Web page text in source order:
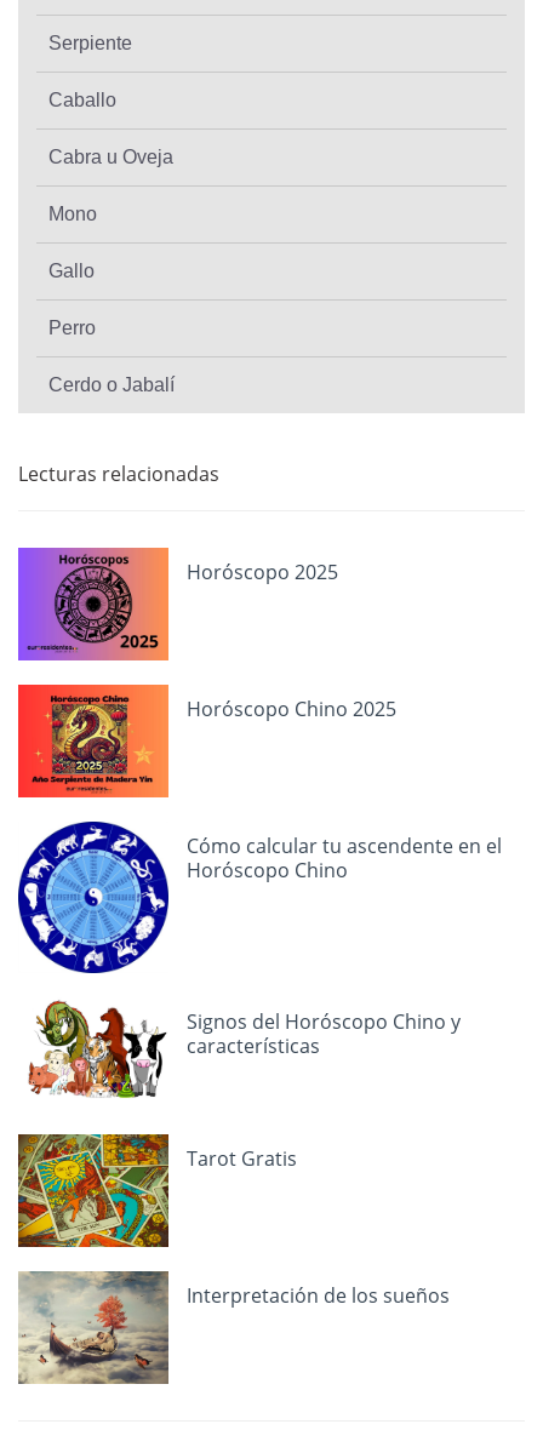
Serpiente
Caballo
Cabra u Oveja
Mono
Gallo
Perro
Cerdo o Jabalí
Lecturas relacionadas
Horóscopo 2025
Horóscopo Chino 2025
Cómo calcular tu ascendente en el
Horóscopo Chino
Signos del Horóscopo Chino y
características
Tarot Gratis
Interpretación de los sueños